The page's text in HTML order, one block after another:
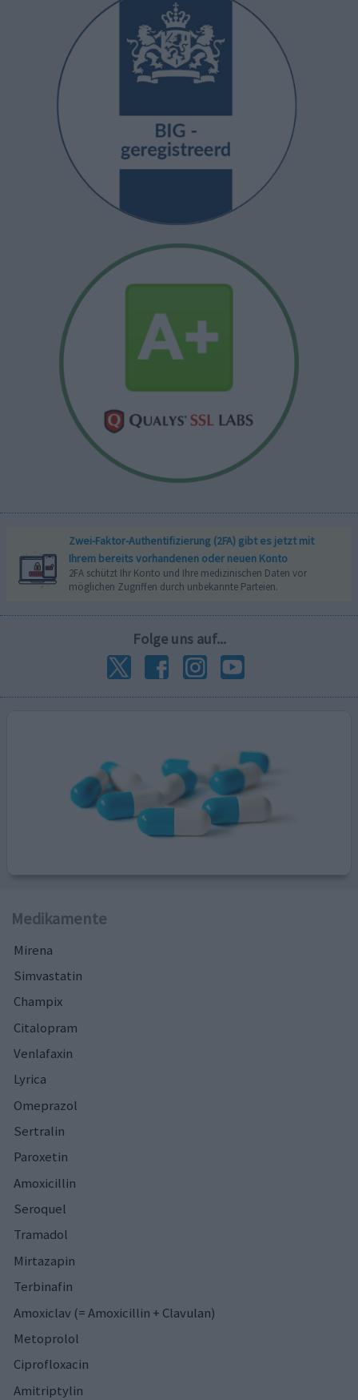
Zwei-Faktor-Authentifizierung (2FA) gibt es jetzt mit
Ihrem bereits vorhandenen oder neuen Konto
2FA schützt Ihr Konto und Ihre medizinischen Daten vor
möglichen Zugriffen durch unbekannte Parteien.
Folge uns auf...
Medikamente
Mirena
Simvastatin
Champix
Citalopram
Venlafaxin
Lyrica
Omeprazol
Sertralin
Paroxetin
Amoxicillin
Seroquel
Tramadol
Mirtazapin
Terbinafin
Amoxiclav (= Amoxicillin + Clavulan)
Metoprolol
Ciprofloxacin
Amitriptylin